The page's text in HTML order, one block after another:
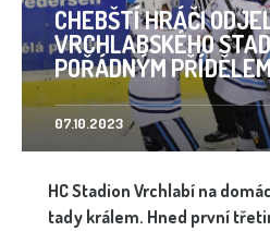
CHEBŠTÍ HRÁČI
VRCHLABSKÉHO
POŘÁDNÝM
07.10.2023
HC Stadion Vrchlabí na
tady králem. Hned první